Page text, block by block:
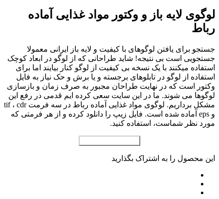
لوگوی لایه باز و وکتور مواد غذایی آماده
رباط
جستجو برای یافتن لوگوهای با کیفیت و لایه باز ایرانی معمولا
جستجویی است بی نتیجه! شاید طراحانی که از لوگو در ابعاد کوچک
استفاده میکنند با یک نسخه بی کیفیت از لوگو کنار بیایند اما برای
استفاده از لوگو در تابلوهای برجسته و یا برش و حک نیاز به فایل
وکتور است که در نهایت طراحان مجبور به صرف زمان و بازسازی
لوگوها می شوند. ما در این سایت سعی کرده ایم قدمی در رفع این
مشکل برداریم. لوگوی مواد غذایی آماده رباط در سه فرمت tif ، cdr
و eps آماده شده است. فایل زیپ را دانلود کرده و از هر فرمتی که
مورد نظر شماست، استفاده کنید.
این محصول را به اشتراک بگذارید